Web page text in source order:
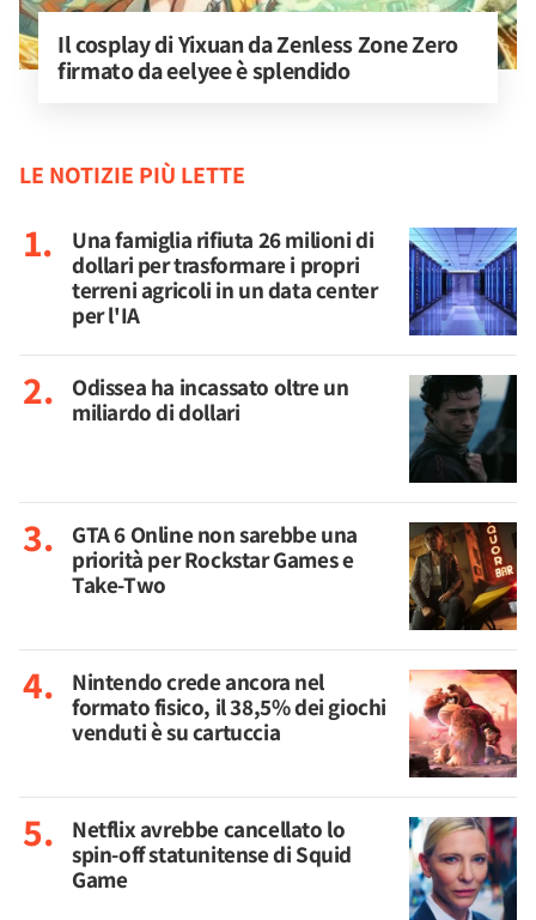
Il cosplay di Yixuan da Zenless Zone Zero
firmato da eelyee è splendido
LE NOTIZIE PIÙ LETTE
Una famiglia rifiuta 26 milioni di
dollari per trasformare i propri
terreni agricoli in un data center
per l'IA
Odissea ha incassato oltre un
miliardo di dollari
GTA 6 Online non sarebbe una
priorità per Rockstar Games e
Take-Two
Nintendo crede ancora nel
formato fisico, il 38,5% dei giochi
venduti è su cartuccia
Netflix avrebbe cancellato lo
spin-off statunitense di Squid
Game